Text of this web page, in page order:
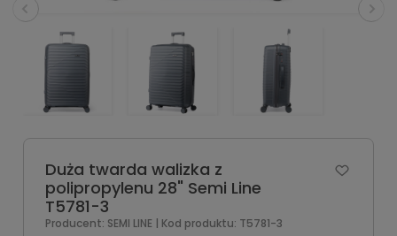
Duża twarda walizka z
polipropylenu 28" Semi Line
T5781-3
Producent: SEMI LINE | Kod produktu: T5781-3